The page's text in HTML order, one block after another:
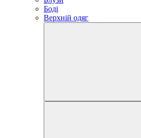
Боді
Верхній одяг